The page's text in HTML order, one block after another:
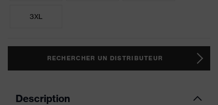
3XL
RECHERCHER UN DISTRIBUTEUR
Description